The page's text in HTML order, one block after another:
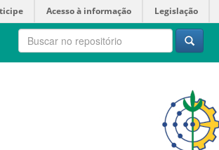
Acesso à informação Legislação